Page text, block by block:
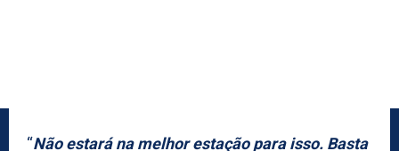
“Não estará na melhor estação para isso. Basta